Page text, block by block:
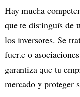
Hay mucha
que te distinguís de
los inversores. Se
fuerte o
garantiza que tu
mercado y proteger